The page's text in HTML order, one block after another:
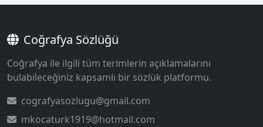
Coğrafya Sözlüğü
Coğrafya ile ilgili tüm terimlerin açıklamalarını
bulabileceğiniz kapsamlı bir sözlük platformu.
cografyasozlugu@gmail.com
mkocaturk1919@hotmail.com